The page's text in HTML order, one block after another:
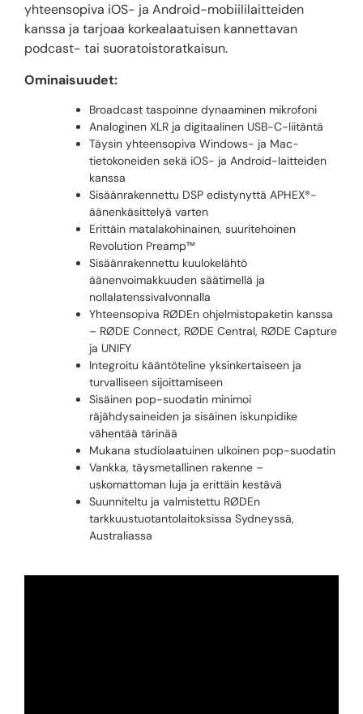
yhteensopiva iOS- ja Android-mobiililaitteiden
kanssa ja tarjoaa korkealaatuisen kannettavan
podcast- tai suoratoistoratkaisun.
Ominaisuudet:
Broadcast taspoinne dynaaminen mikrofoni
Analoginen XLR ja digitaalinen USB-C-liitäntä
Täysin yhteensopiva Windows- ja Mac-
tietokoneiden sekä iOS- ja Android-laitteiden
kanssa
Sisäänrakennettu DSP edistynyttä APHEX®-
äänenkäsittelyä varten
Erittäin matalakohinainen, suuritehoinen
Revolution Preamp™
Sisäänrakennettu kuulokelähtö
äänenvoimakkuuden säätimellä ja
nollalatenssivalvonnalla
Yhteensopiva RØDEn ohjelmistopaketin kanssa
– RØDE Connect, RØDE Central, RØDE Capture
ja UNIFY
Integroitu kääntöteline yksinkertaiseen ja
turvalliseen sijoittamiseen
Sisäinen pop-suodatin minimoi
räjähdysaineiden ja sisäinen iskunpidike
vähentää tärinää
Mukana studiolaatuinen ulkoinen pop-suodatin
Vankka, täysmetallinen rakenne –
uskomattoman luja ja erittäin kestävä
Suunniteltu ja valmistettu RØDEn
tarkkuustuotantolaitoksissa Sydneyssä,
Australiassa